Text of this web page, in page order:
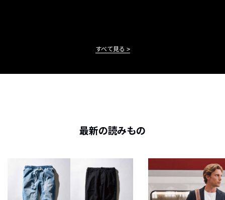
すべて見る
最新の読みもの